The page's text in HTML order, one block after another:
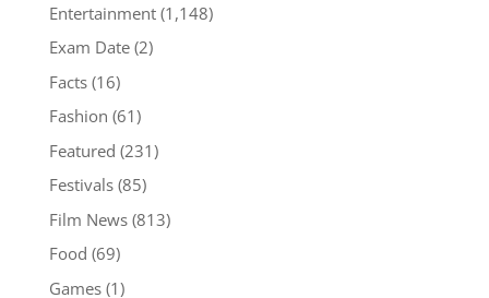
Entertainment(1,148)
Exam Date(2)
Facts(16)
Fashion (61)
Featured (231)
Festivals(85)
Film News(813)
Food (69)
Games(1)